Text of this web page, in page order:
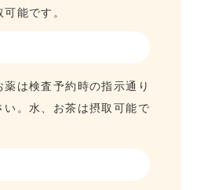
能です。
は検査予約時の指示通り
い。水、お茶は摂取可能で